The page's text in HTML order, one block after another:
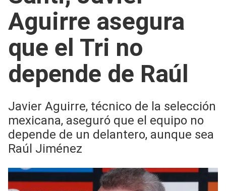
Aguirre asegura
que el Tri no
depende de Raúl
Javier Aguirre, técnico de la selección
mexicana, aseguró que el equipo no
depende de un delantero, aunque sea
Raúl Jiménez